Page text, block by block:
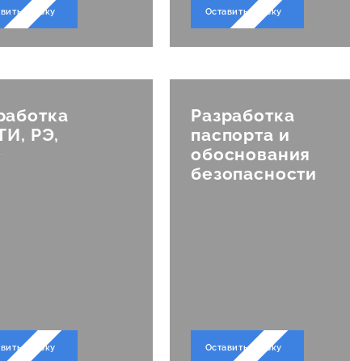
заявку Оставить заявку
РЭ,
заявку
Разработка
паспорта и
обоснования
безопасности
Оставить заявку